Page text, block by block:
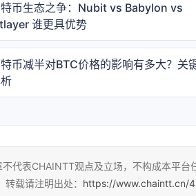
特币生态之争：Nubit vs Babylon vs
谁更具优势
特币减半对BTC价格的影响有多大？关
不代表CHAINTT观点及立场，不构成本平台
转载请注明出处： https://www.chaintt.cn/